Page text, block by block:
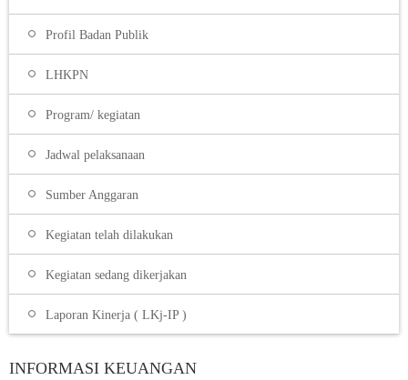
Profil Badan Publik
LHKPN
Program/ kegiatan
Jadwal pelaksanaan
Sumber Anggaran
Kegiatan telah dilakukan
Kegiatan sedang dikerjakan
Laporan Kinerja ( LKj-IP )
INFORMASI KEUANGAN